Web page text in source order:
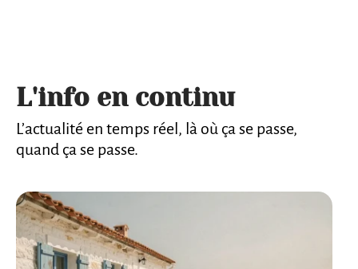
L'info en continu
L’actualité en temps réel, là où ça se passe,
quand ça se passe.